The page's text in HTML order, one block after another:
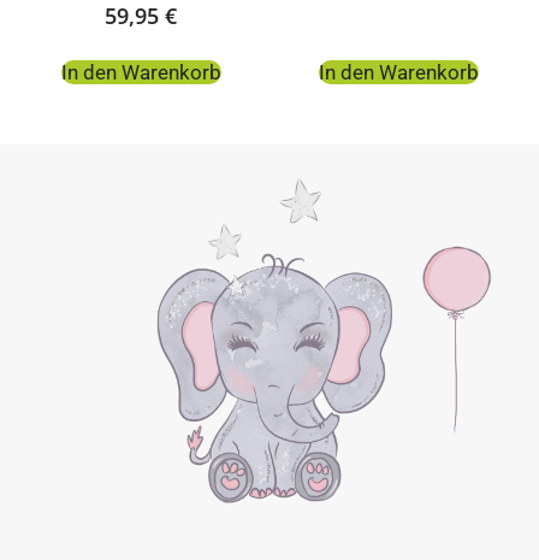
59,95 €
In den Warenkorb In den Warenkorb